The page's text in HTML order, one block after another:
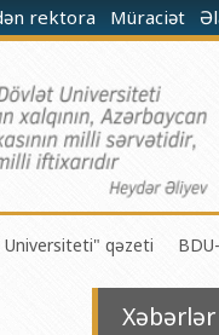
rektora Müraciət
Universiteti" qəzeti
Xəbərlər